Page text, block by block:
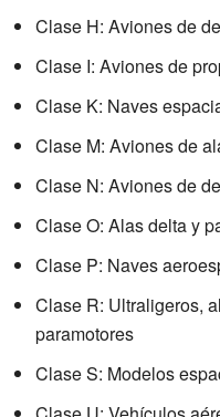
Clase H: Aviones de
Clase I: Aviones de
Clase K: Naves
Clase M: Aviones de
Clase N: Aviones de
Clase O: Alas delta y
Clase P: Naves
Clase R: Ultraligeros,
paramotores
Clase S: Modelos